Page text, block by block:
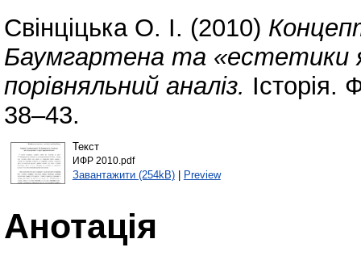
Свінціцька О. І. (2010)
Баумгартена та «естетики
порівняльний аналіз. Історія.
38–43.
Текст
ИФР 2010.pdf
Завантажити (254kB)| Preview
Анотація